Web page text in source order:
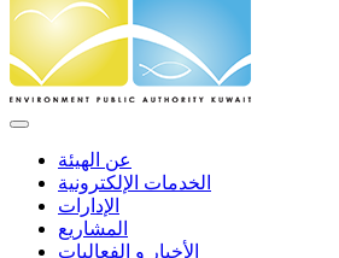
عن الهيئة
الخدمات الإلكترونية
الإدارات
المشاريع
الأخبار و الفعاليات